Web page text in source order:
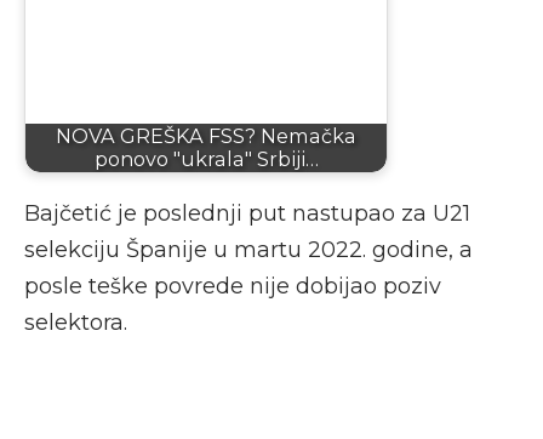
NOVA GREŠKA FSS? Nemačka
ponovo "ukrala" Srbiji…
Bajčetić je poslednji put nastupao za U21
selekciju Španije u martu 2022. godine, a
posle teške povrede nije dobijao poziv
selektora.